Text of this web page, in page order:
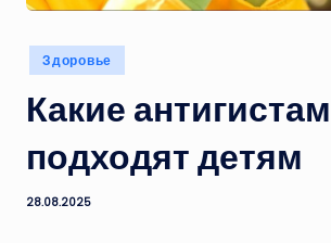
Опубликовано
в
Здоровье
Какие
подходят детям
28.08.2025